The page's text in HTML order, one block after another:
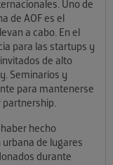
Uno de
de AOF es el
a cabo. En el
para las startups y
de alto
Seminarios y
para mantenerse
partnership.
hecho
de lugares
durante